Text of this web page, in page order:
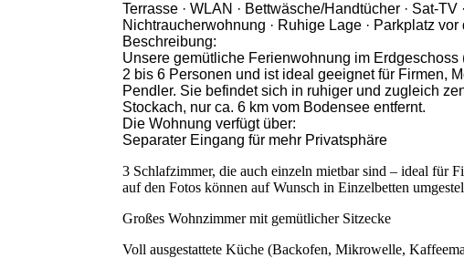
Terrasse · WLAN · Bettwäsche/Handtücher · Sat-TV ·
Nichtraucherwohnung · Ruhige Lage · Parkplatz vor
Beschreibung:
Unsere gemütliche Ferienwohnung im Erdgeschoss
2 bis 6 Personen und ist ideal geeignet für Firmen,
Pendler. Sie befindet sich in ruhiger und zugleich
Stockach, nur ca. 6 km vom Bodensee entfernt.
Die Wohnung verfügt über:
Separater Eingang für mehr Privatsphäre
3 Schlafzimmer, die auch einzeln mietbar sind – ideal für
auf den Fotos können auf Wunsch in Einzelbetten
Großes Wohnzimmer mit gemütlicher Sitzecke
Voll ausgestattete Küche (Backofen, Mikrowelle,